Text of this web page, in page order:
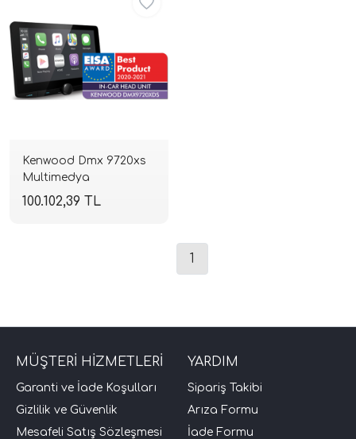
Kenwood Dmx 9720xs
Multimedya
100.102,39 TL
1
MÜŞTERİ HİZMETLERİ
Garanti ve İade Koşulları
Gizlilik ve Güvenlik
Mesafeli Satış Sözleşmesi
YARDIM
Sipariş Takibi
Arıza Formu
İade Formu